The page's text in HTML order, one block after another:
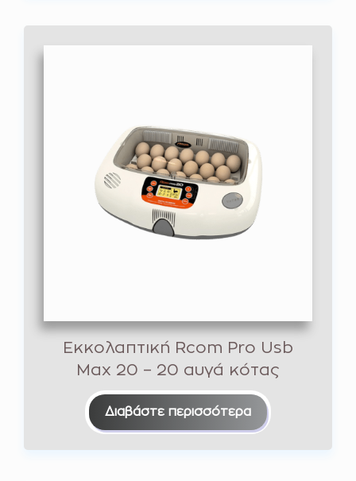
Εκκολαπτική Rcom Pro Usb
Max 20 – 20 αυγά κότας
Διαβάστε περισσότερα